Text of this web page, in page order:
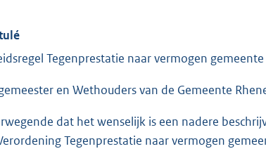
Tegenprestatie naar vermogen
en Wethouders van de Gemeente
dat het wenselijk is een nadere
Tegenprestatie naar vermogen